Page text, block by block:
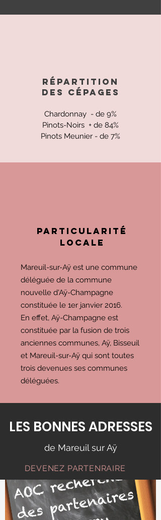
RÉPARTITION
DES CÉPAGES
Chardonnay - de 9%
Pinots-Noirs + de 84%
Pinots Meunier - de 7%
particulArité
LOCALE
Mareuil-sur-Aÿ est une commune
déléguée de la commune
nouvelle d'Aÿ-Champagne
constituée le 1er janvier 2016.
En effet, Aÿ-Champagne est
constituée par la fusion de trois
anciennes communes, Aÿ, Bisseuil
et Mareuil-sur-Aÿ qui sont toutes
trois devenues ses communes
déléguées.
LES BONNES ADRESSES
de Mareuil sur Aÿ
DEVENEZ PARTENRAIRE